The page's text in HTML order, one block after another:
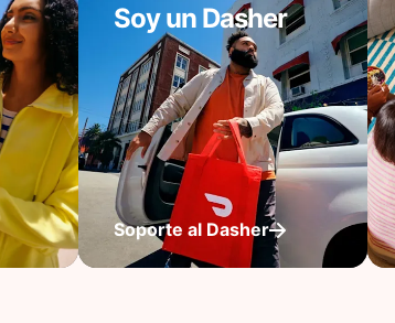
Soy un Dasher
Soporte al Dasher